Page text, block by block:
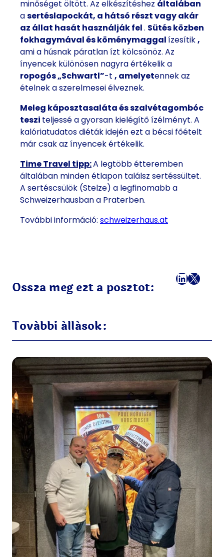
minőséget öltött. Az elkészítéshez általában
asertéslapockát, a hátsó részt vagy akár
az állat hasát használják fel. Sütés közben
fokhagymával ésköménymaggalízesítik,
ami a húsnak páratlan ízt kölcsönöz. Az
ínyencek különösen nagyra értékelik a
ropogós „Schwartl”-t , amelyetennek az
ételnek a szerelmesei élveznek.
Meleg káposztasaláta ésszalvétagombóc
teszi teljessé a gyorsan kielégítő ízélményt. A
kalóriatudatos diéták idején ezt a bécsi főételt
már csak az ínyencek értékelik.
Time Travel tipp:A legtöbb étteremben
általában minden étlapon találsz sertéssültet.
A sertéscsülök (Stelze) a legfinomabb a
Schweizerhausban a Praterben.
További információ: schweizerhaus.at
Ossza meg ezt a posztot:
Facebook
LinkedIn
X Mail
További állások: